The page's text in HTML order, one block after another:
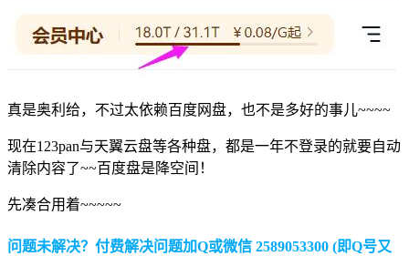
真是奥利给，不过太依赖百度网盘，也不是多好的事儿~~~~
现在123pan与天翼云盘等各种盘，都是一年不登录的就要自动
清除内容了~~百度盘是降空间！
先凑合用着~~~~~
问题未解决？付费解决问题加Q或微信 2589053300 (即Q号又